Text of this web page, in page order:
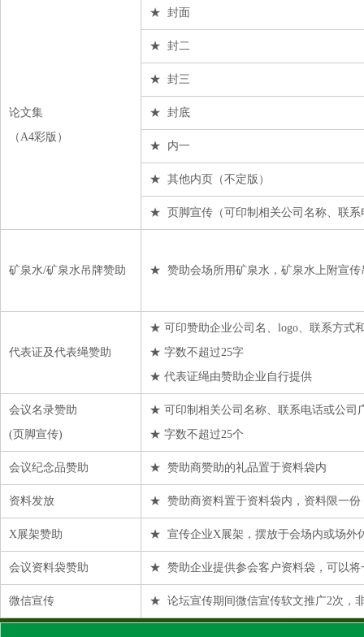
论文集
（A4彩版）
★ 封面
★ 封二
★ 封三
★ 封底
★ 内一
★ 其他内页（不定版）
★ 页脚宣传（可印制相关公司名称、联系
矿泉水/矿泉水吊牌赞助 ★ 赞助会场所用矿泉水，矿泉水上附宣传
代表证及代表绳赞助
★ 可印赞助企业公司名、logo、联系方式
★ 字数不超过25字
★ 代表证绳由赞助企业自行提供
会议名录赞助
(页脚宣传)
★ 可印制相关公司名称、联系电话或公司
★ 字数不超过25个
会议纪念品赞助 ★ 赞助商赞助的礼品置于资料袋内
资料发放 ★ 赞助商资料置于资料袋内，资料限一份
X展架赞助 ★ 宣传企业X展架，摆放于会场内或场外
会议资料袋赞助 ★ 赞助企业提供参会客户资料袋，可以将
微信宣传 ★ 论坛宣传期间微信宣传软文推广2次，